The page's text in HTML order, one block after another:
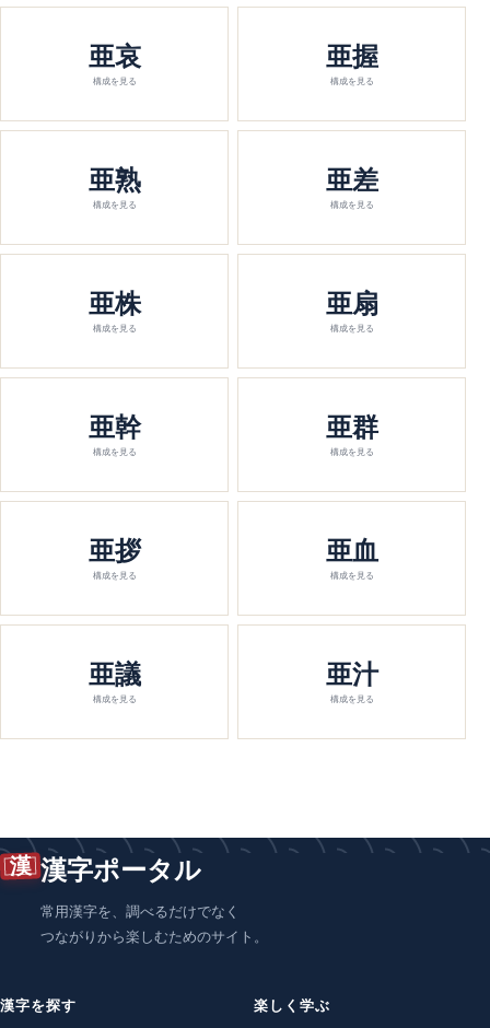
亜哀
構成を見る
亜握
構成を見る
亜熟
構成を見る
亜差
構成を見る
亜株
構成を見る
亜扇
構成を見る
亜幹
構成を見る
亜群
構成を見る
亜拶
構成を見る
亜血
構成を見る
亜議
構成を見る
亜汁
構成を見る
漢 漢字ポータル
常用漢字を、調べるだけでなく
つながりから楽しむためのサイト。
漢字を探す 楽しく学ぶ